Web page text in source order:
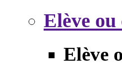
Elève ou
Elève